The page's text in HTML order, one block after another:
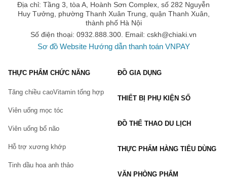
Địa chỉ: Tầng 3, tòa A, Hoành Sơn Complex, số 282 Nguyễn
Huy Tưởng, phường Thanh Xuân Trung, quận Thanh Xuân,
thành phố Hà Nội
Số điện thoại: 0932.888.300. Email: cskh@chiaki.vn
Sơ đồ Website Hướng dẫn thanh toán VNPAY
THỰC PHẨM CHỨC NĂNG
Tăng chiều caoVitamin tổng hợp
Viên uống mọc tóc
Viên uống bổ não
Hỗ trợ xương khớp
Tinh dầu hoa anh thảo
ĐỒ GIA DỤNG
THIẾT BỊ PHỤ KIỆN SỐ
ĐỒ THỂ THAO DU LỊCH
THỰC PHẨM HÀNG TIÊU DÙNG
VĂN PHÒNG PHẨM